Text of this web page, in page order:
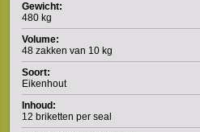
Gewicht:
480 kg
Volume:
48 zakken van 10 kg
Soort:
Eikenhout
Inhoud:
12 briketten per seal